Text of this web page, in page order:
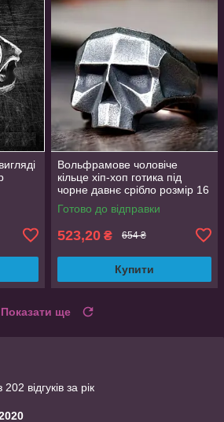
Вольфрамове чоловіче
кільце хіп-хоп готика під
чорне давнє срібло розмір 16
вольфрамова сталь
Готово до відправки
523,20 ₴ 654 ₴
Купити
Показати ще
відгуків за рік